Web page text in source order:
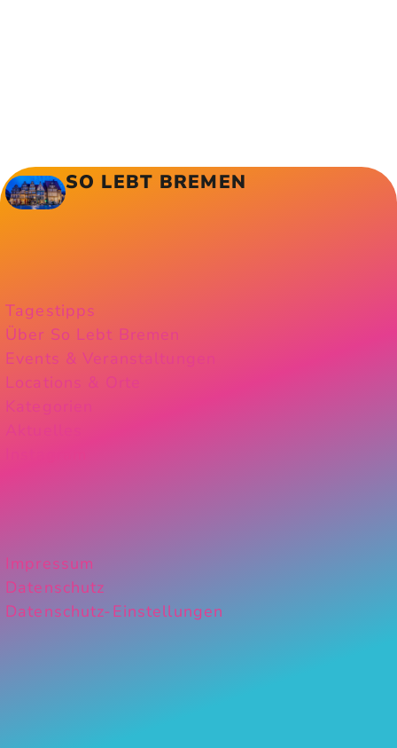
SO LEBT BREMEN
Tagestipps
Über So Lebt Bremen
Events & Veranstaltungen
Locations & Orte
Kategorien
Impressum
Datenschutz
Datenschutz-Einstellungen